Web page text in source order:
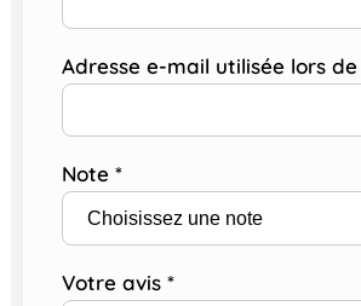
Adresse e-mail utilisée lors
Note *
Votre avis *